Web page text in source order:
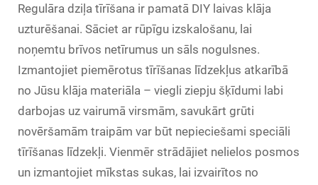
Regulāra dziļa tīrīšana ir pamatā DIY laivas klāja
uzturēšanai. Sāciet ar rūpīgu izskalošanu, lai
noņemtu brīvos netīrumus un sāls nogulsnes.
Izmantojiet piemērotus tīrīšanas līdzekļus atkarībā
no Jūsu klāja materiāla – viegli ziepju šķīdumi labi
darbojas uz vairumā virsmām, savukārt grūti
novēršamām traipām var būt nepieciešami speciāli
tīrīšanas līdzekļi. Vienmēr strādājiet nelielos posmos
un izmantojiet mīkstas sukas, lai izvairītos no